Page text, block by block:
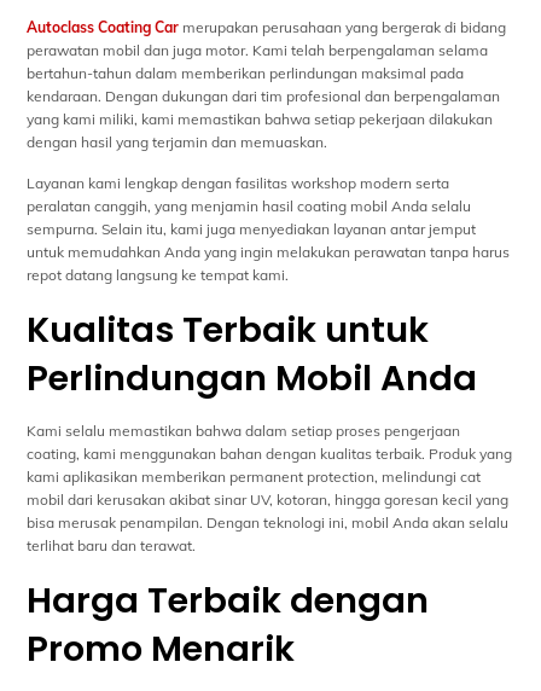
Autoclass Coating Car merupakan perusahaan yang bergerak di bidang
perawatan mobil dan juga motor. Kami telah berpengalaman selama
bertahun-tahun dalam memberikan perlindungan maksimal pada
kendaraan. Dengan dukungan dari tim profesional dan berpengalaman
yang kami miliki, kami memastikan bahwa setiap pekerjaan dilakukan
dengan hasil yang terjamin dan memuaskan.
Layanan kami lengkap dengan fasilitas workshop modern serta
peralatan canggih, yang menjamin hasil coating mobil Anda selalu
sempurna. Selain itu, kami juga menyediakan layanan antar jemput
untuk memudahkan Anda yang ingin melakukan perawatan tanpa harus
repot datang langsung ke tempat kami.
Kualitas Terbaik untuk
Perlindungan Mobil Anda
Kami selalu memastikan bahwa dalam setiap proses pengerjaan
coating, kami menggunakan bahan dengan kualitas terbaik. Produk yang
kami aplikasikan memberikan permanent protection, melindungi cat
mobil dari kerusakan akibat sinar UV, kotoran, hingga goresan kecil yang
bisa merusak penampilan. Dengan teknologi ini, mobil Anda akan selalu
terlihat baru dan terawat.
Harga Terbaik dengan
Promo Menarik